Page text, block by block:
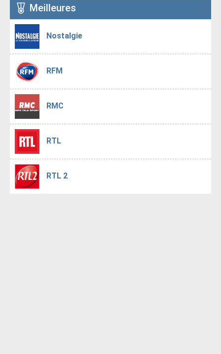
Meilleures
Nostalgie
RFM
RMC
RTL
RTL 2